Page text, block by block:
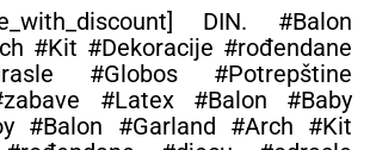
DIN. #Balon
#Kit #Dekoracije #rođendane
#Globos #Potrepštine
#Latex #Balon #Baby
#Balon #Garland #Arch #Kit